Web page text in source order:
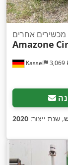
Kassel 3,069
מכשירים אחרים
Amazone
, שנת ייצור: 2020